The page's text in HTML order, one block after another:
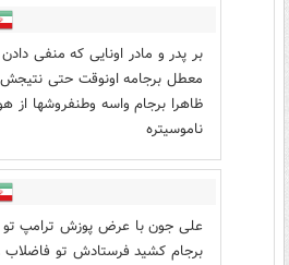
معطل برجامه اونوقت حتی
ظاهرا برجام واسه وطنفروشها از
ناموسیتره
علی جون با عرض پوزش ترامپ تو
برجام کشید فرستادش تو فاضلاب